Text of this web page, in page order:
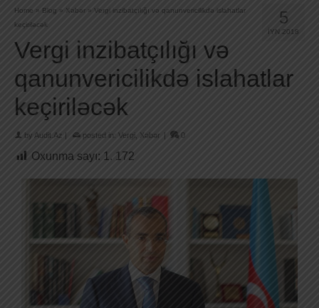
5
İYN 2018
Home » Blog » Xəbər » Vergi inzibatçılığı və qanunvericilikdə islahatlar
keçiriləcək
Vergi inzibatçılığı və
qanunvericilikdə islahatlar
keçiriləcək
by Audit.Az | posted in: Vergi Xəbər | 0
Oxunma sayı: 1. 172